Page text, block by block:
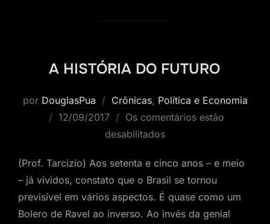
A HISTÓRIA DO FUTURO
por DouglasPua Crônicas, Política e Economia
Postado
12/09/2017
Os comentários estão
desabilitados
(Prof. Tarcizio) Aos setenta e cinco anos – e meio
– já vividos, constato que o Brasil se tornou
previsível em vários aspectos. É quase como um
Bolero de Ravel ao inverso. Ao invés da genial